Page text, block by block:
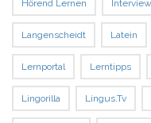
Hörend Lernen Interview
Langenscheidt Latein
Lernportal Lerntipps
Lingorilla Lingus.tv